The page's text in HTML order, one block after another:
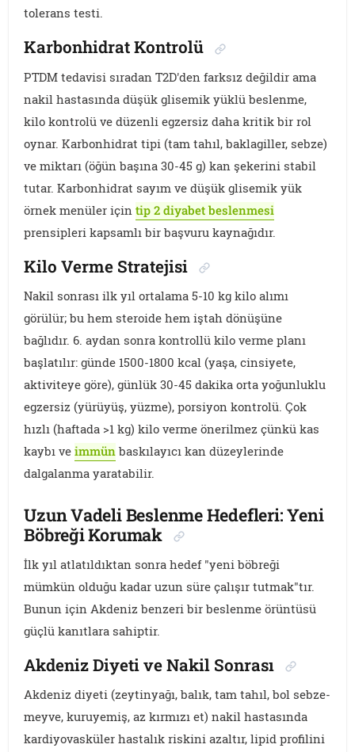
tolerans testi.
Karbonhidrat Kontrolü
PTDM tedavisi sıradan T2D'den farksız değildir ama
nakil hastasında düşük glisemik yüklü beslenme,
kilo kontrolü ve düzenli egzersiz daha kritik bir rol
oynar. Karbonhidrat tipi (tam tahıl, baklagiller, sebze)
ve miktarı (öğün başına 30-45 g) kan şekerini stabil
tutar. Karbonhidrat sayım ve düşük glisemik yük
örnek menüler içintip 2 diyabet beslenmesi
prensipleri kapsamlı bir başvuru kaynağıdır.
Kilo Verme Stratejisi
Nakil sonrası ilk yıl ortalama 5-10 kg kilo alımı
görülür; bu hem steroide hem iştah dönüşüne
bağlıdır. 6. aydan sonra kontrollü kilo verme planı
başlatılır: günde 1500-1800 kcal (yaşa, cinsiyete,
aktiviteye göre), günlük 30-45 dakika orta yoğunluklu
egzersiz (yürüyüş, yüzme), porsiyon kontrolü. Çok
hızlı (haftada >1 kg) kilo verme önerilmez çünkü kas
kaybı veimmün baskılayıcı kan düzeylerinde
dalgalanma yaratabilir.
Uzun Vadeli Beslenme Hedefleri: Yeni
Böbreği Korumak
İlk yıl atlatıldıktan sonra hedef "yeni böbreği
mümkün olduğu kadar uzun süre çalışır tutmak"tır.
Bunun için Akdeniz benzeri bir beslenme örüntüsü
güçlü kanıtlara sahiptir.
Akdeniz Diyeti ve Nakil Sonrası
Akdeniz diyeti (zeytinyağı, balık, tam tahıl, bol sebze-
meyve, kuruyemiş, az kırmızı et) nakil hastasında
kardiyovasküler hastalık riskini azaltır, lipid profilini